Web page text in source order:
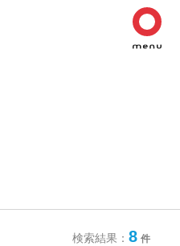
検索結果： 8 件